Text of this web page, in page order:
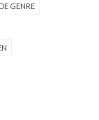
GENRE